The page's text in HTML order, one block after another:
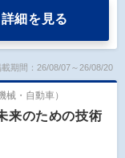
詳細を見る
載期間：26/08/07～26/08/20
・自動車）
来のための技術